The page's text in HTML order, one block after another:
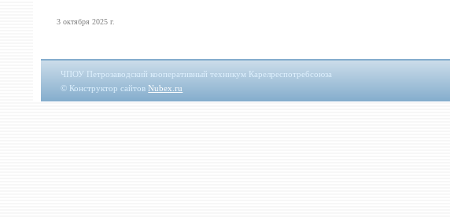
3 октября 2025 г.
ЧПОУ Петрозаводский кооперативный техникум Карелреспотребсоюза
© Конструктор сайтовNubex.ru